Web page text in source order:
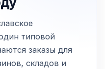
типовой
заказы для
складов и